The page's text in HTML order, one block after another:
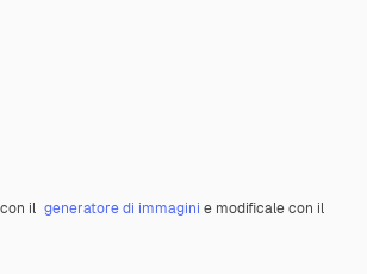
il generatore di immagini e modificale con il